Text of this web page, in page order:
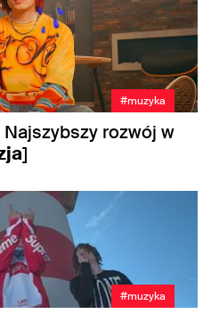
#muzyka
Najszybszy rozwój w
]
#muzyka